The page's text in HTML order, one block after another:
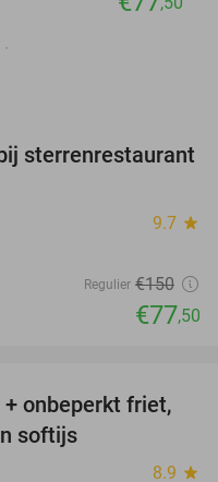
48%
sterrenrestaurant
9.7 star
Regulier €150
€77,50
32%
onbeperkt friet,
softijs
8.9 star